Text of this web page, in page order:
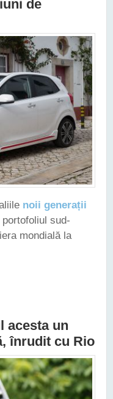
de
noii generații
sud-
mondială la
acesta un
înrudit cu Rio